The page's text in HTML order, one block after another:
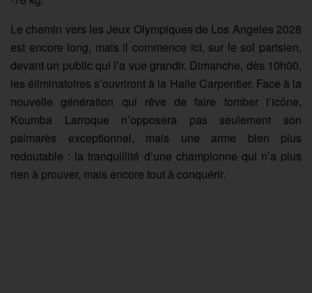
Le chemin vers les Jeux Olympiques de Los Angeles 2028
est encore long, mais il commence ici, sur le sol parisien,
devant un public qui l’a vue grandir. Dimanche, dès 10h00,
les éliminatoires s’ouvriront à la Halle Carpentier. Face à la
nouvelle génération qui rêve de faire tomber l’icône,
Koumba Larroque n’opposera pas seulement son
palmarès exceptionnel, mais une arme bien plus
redoutable : la tranquillité d’une championne qui n’a plus
rien à prouver, mais encore tout à conquérir.